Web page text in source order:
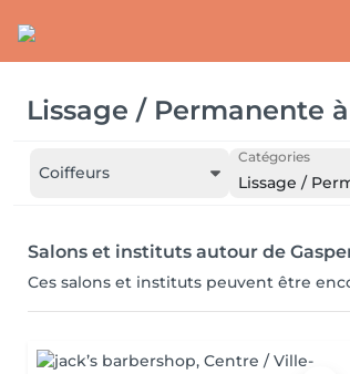
Lissage / Permanente à
Coiffeurs
Catégories
Lissage /
Salons et instituts autour de
Ces salons et instituts peuvent être